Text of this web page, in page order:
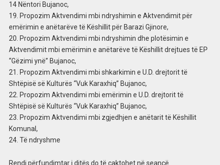
14 Nëntori Bujanoc,
19. Propozim Aktvendimi mbi ndryshimin e Aktvendimit për
emërimin e anëtarëve të Këshillit për Barazi Gjinore,
20. Propozim Aktvendimi mbi ndryshimin dhe plotësimin e
Aktvendimit mbi emërimin e anëtarëve të Këshillit drejtues të EP
“Gëzimi ynë” Bujanoc,
21. Propozim Aktvendimi mbi shkarkimin e U.D. drejtorit të
Shtëpisë së Kulturës “Vuk Karaxhiq” Bujanoc,
22. Propozim Aktvendimi mbi emërimin e U.D. drejtorit të
Shtëpisë së Kulturës “Vuk Karaxhiq” Bujanoc,
23. Propozim Aktvendimi mbi zgjedhjen e anëtarit të Këshillit
Komunal,
24. Të ndryshme
Rendi përfundimtar i ditës do të caktohet në seancë.